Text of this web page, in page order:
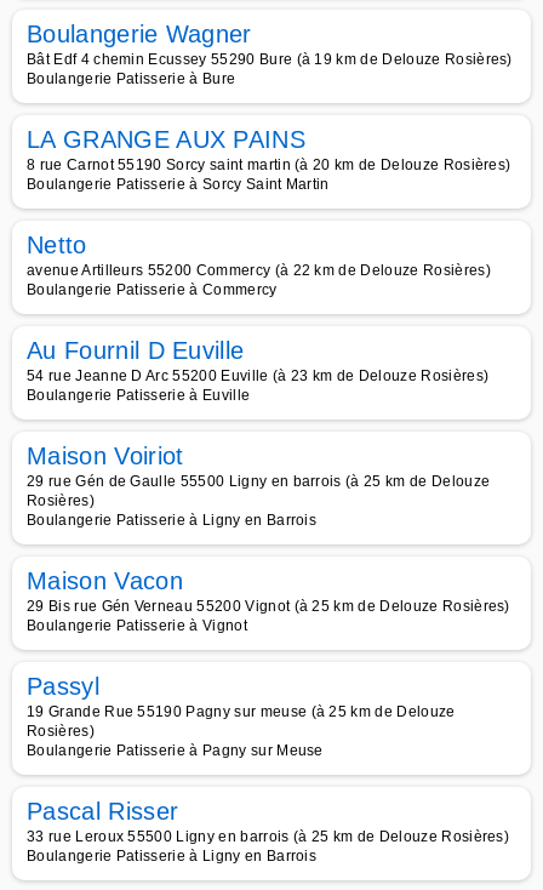
Boulangerie Wagner
Bât Edf 4 chemin Ecussey 55290 Bure (à 19 km de Delouze Rosières)
Boulangerie Patisserie à Bure
LA GRANGE AUX PAINS
8 rue Carnot 55190 Sorcy saint martin (à 20 km de Delouze Rosières)
Boulangerie Patisserie à Sorcy Saint Martin
Netto
avenue Artilleurs 55200 Commercy (à 22 km de Delouze Rosières)
Boulangerie Patisserie à Commercy
Au Fournil D Euville
54 rue Jeanne D Arc 55200 Euville (à 23 km de Delouze Rosières)
Boulangerie Patisserie à Euville
Maison Voiriot
29 rue Gén de Gaulle 55500 Ligny en barrois (à 25 km de Delouze
Rosières)
Boulangerie Patisserie à Ligny en Barrois
Maison Vacon
29 Bis rue Gén Verneau 55200 Vignot (à 25 km de Delouze Rosières)
Boulangerie Patisserie à Vignot
Passyl
19 Grande Rue 55190 Pagny sur meuse (à 25 km de Delouze
Rosières)
Boulangerie Patisserie à Pagny sur Meuse
Pascal Risser
33 rue Leroux 55500 Ligny en barrois (à 25 km de Delouze Rosières)
Boulangerie Patisserie à Ligny en Barrois